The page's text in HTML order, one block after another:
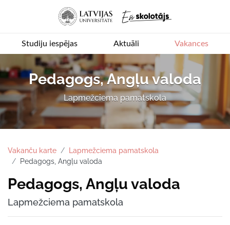
Studiju iespējas Aktuāli Vakances
Pedagogs, Angļu valoda
Lapmežciema pamatskola
Vakanču karte
Lapmežciema pamatskola
Pedagogs, Angļu valoda
Pedagogs, Angļu valoda
Lapmežciema pamatskola